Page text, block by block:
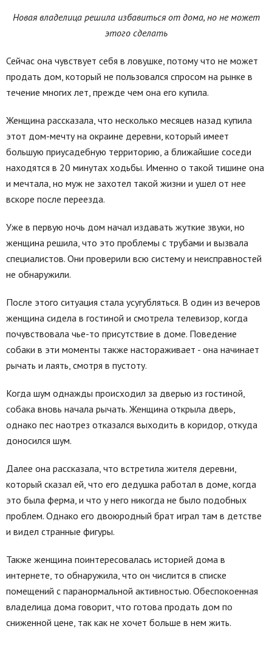
Новая владелица решила избавиться от дома, но не может
этого сделать
Сейчас она чувствует себя в ловушке, потому что не может
продать дом, который не пользовался спросом на рынке в
течение многих лет, прежде чем она его купила.
Женщина рассказала, что несколько месяцев назад купила
этот дом-мечту на окраине деревни, который имеет
большую приусадебную территорию, а ближайшие соседи
находятся в 20 минутах ходьбы. Именно о такой тишине она
и мечтала, но муж не захотел такой жизни и ушел от нее
вскоре после переезда.
Уже в первую ночь дом начал издавать жуткие звуки, но
женщина решила, что это проблемы с трубами и вызвала
специалистов. Они проверили всю систему и неисправностей
не обнаружили.
После этого ситуация стала усугубляться. В один из вечеров
женщина сидела в гостиной и смотрела телевизор, когда
почувствовала чье-то присутствие в доме. Поведение
собаки в эти моменты также настораживает - она начинает
рычать и лаять, смотря в пустоту.
Когда шум однажды происходил за дверью из гостиной,
собака вновь начала рычать. Женщина открыла дверь,
однако пес наотрез отказался выходить в коридор, откуда
доносился шум.
Далее она рассказала, что встретила жителя деревни,
который сказал ей, что его дедушка работал в доме, когда
это была ферма, и что у него никогда не было подобных
проблем. Однако его двоюродный брат играл там в детстве
и видел странные фигуры.
Также женщина поинтересовалась историей дома в
интернете, то обнаружила, что он числится в списке
помещений с паранормальной активностью. Обеспокоенная
владелица дома говорит, что готова продать дом по
сниженной цене, так как не хочет больше в нем жить.